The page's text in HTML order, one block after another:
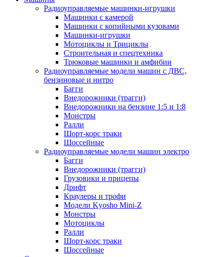
Радиоуправляемые машинки-игрушки
Машинки с камерой
Машинки с копийными кузовами
Машинки-игрушки
Мотоциклы и Трициклы
Строительная и спецтехника
Трюковые машинки и амфибии
Радиоуправляемые модели машин с ДВС,
бензиновые и нитро
Багги
Внедорожники (трагги)
Внедорожники на бензине 1:5 и 1:8
Монстры
Ралли
Шорт-корс траки
Шоссейные
Радиоуправляемые модели машин электро
Багги
Внедорожники (трагги)
Грузовики и прицепы
Дрифт
Краулеры и трофи
Модели Kyosho Mini-Z
Монстры
Мотоциклы
Ралли
Шорт-корс траки
Шоссейные